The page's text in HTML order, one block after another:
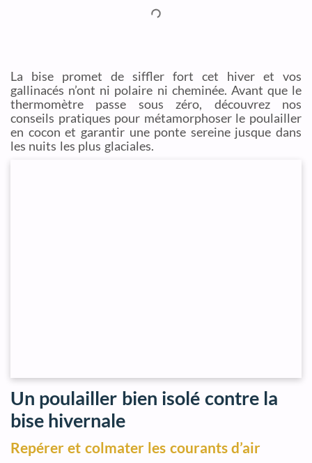
La bise promet de siffler fort cet hiver et vos
gallinacés n’ont ni polaire ni cheminée. Avant que le
thermomètre passe sous zéro, découvrez nos
conseils pratiques pour métamorphoser le poulailler
en cocon et garantir une ponte sereine jusque dans
les nuits les plus glaciales.
Un poulailler bien isolé contre la
bise hivernale
Repérer et colmater les courants d’air